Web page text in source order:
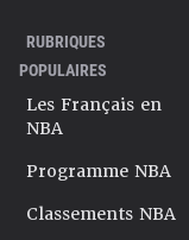
RUBRIQUES
POPULAIRES
Les Français en
NBA
Programme NBA
Classements NBA